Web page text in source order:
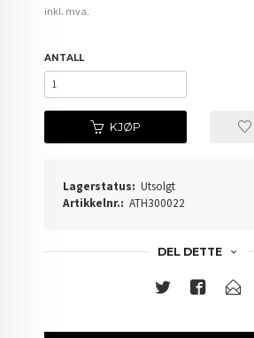
inkl. mva.
ANTALL
KJØP
Lagerstatus: Utsolgt
Artikkelnr.: ATH300022
DEL DETTE